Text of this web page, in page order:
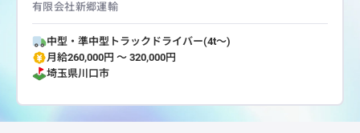
有限会社新郷運輸
中型・準中型トラックドライバー(4t～)
月給260,000円 〜 320,000円
埼玉県川口市